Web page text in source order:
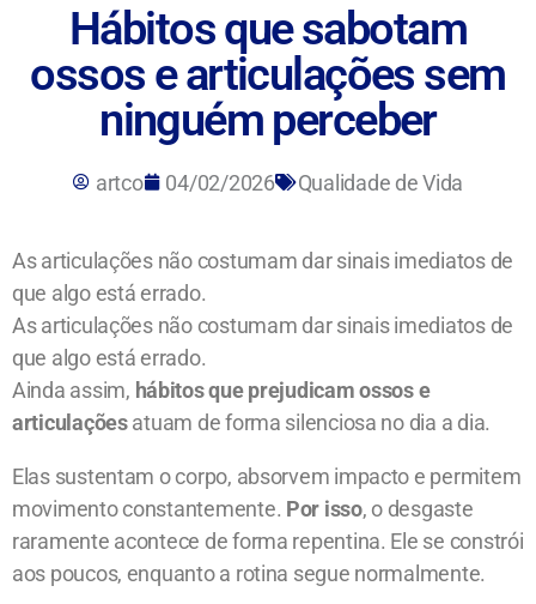
Hábitos que sabotam
ossos e articulações sem
ninguém perceber
artco 04/02/2026 Qualidade de Vida
As articulações não costumam dar sinais imediatos de
que algo está errado.
As articulações não costumam dar sinais imediatos de
que algo está errado.
Ainda assim, hábitos que prejudicam ossos e
articulaçõesatuam de forma silenciosa no dia a dia.
Elas sustentam o corpo, absorvem impacto e permitem
movimento constantemente. Por isso, o desgaste
raramente acontece de forma repentina. Ele se constrói
aos poucos, enquanto a rotina segue normalmente.